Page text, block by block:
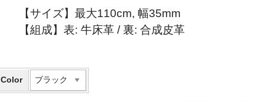
【サイズ】最大110cm, 幅35mm
【組成】表: 牛床革 / 裏: 合成皮革
Color